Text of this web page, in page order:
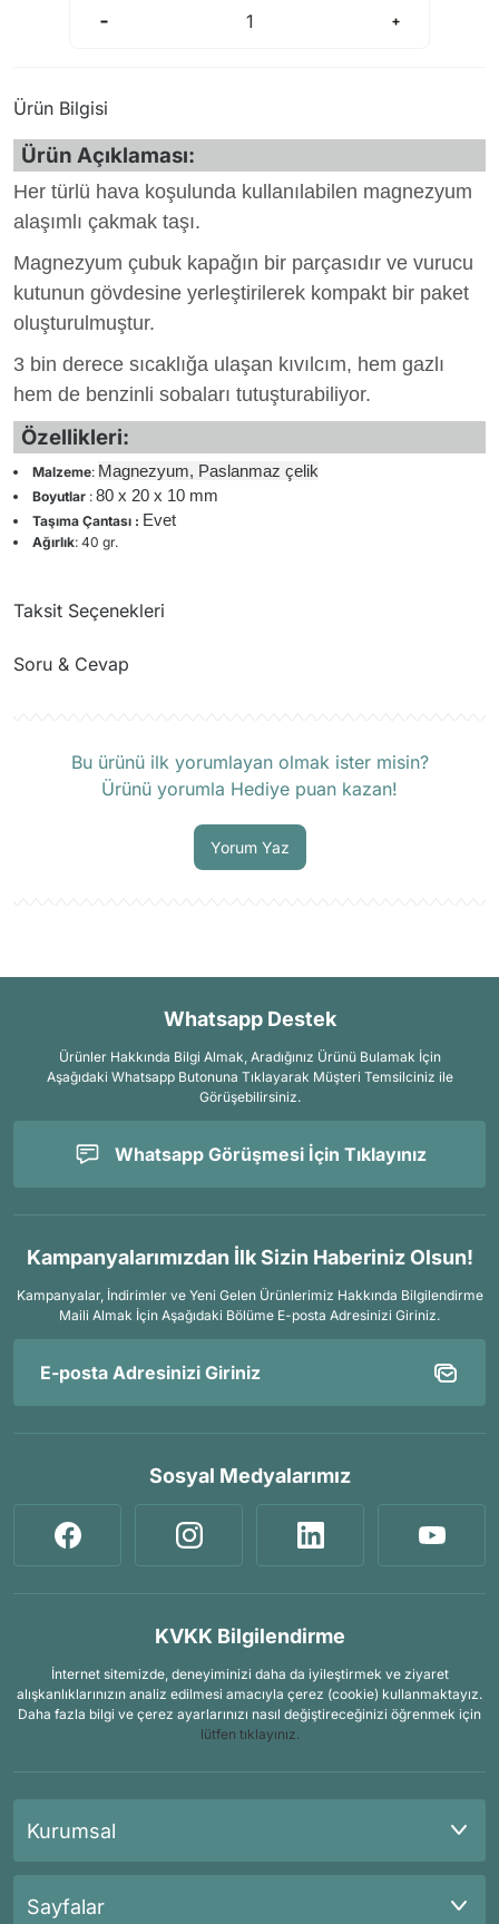
Ürün Bilgisi
Ürün Açıklaması:
Her türlü hava koşulunda kullanılabilen magnezyum
alaşımlı çakmak taşı.
Magnezyum çubuk kapağın bir parçasıdır ve vurucu
kutunun gövdesine yerleştirilerek kompakt bir paket
oluşturulmuştur.
3 bin derece sıcaklığa ulaşan kıvılcım, hem gazlı
hem de benzinli sobaları tutuşturabiliyor.
Özellikleri:
Malzeme: Magnezyum, Paslanmaz çelik
Boyutlar : 80 x 20 x 10 mm
Taşıma Çantası : Evet
Ağırlık: 40 gr.
Taksit Seçenekleri
Soru & Cevap
Bu ürünü ilk yorumlayan olmak ister misin?
Ürünü yorumla Hediye puan kazan!
Yorum Yaz
Whatsapp Destek
Ürünler Hakkında Bilgi Almak, Aradığınız Ürünü Bulamak İçin
Aşağıdaki Whatsapp Butonuna Tıklayarak Müşteri Temsilciniz ile
Görüşebilirsiniz.
Whatsapp Görüşmesi İçin Tıklayınız
Kampanyalarımızdan İlk Sizin Haberiniz Olsun!
Kampanyalar, İndirimler ve Yeni Gelen Ürünlerimiz Hakkında Bilgilendirme
Maili Almak İçin Aşağıdaki Bölüme E-posta Adresinizi Giriniz.
Sosyal Medyalarımız
KVKK Bilgilendirme
İnternet sitemizde, deneyiminizi daha da iyileştirmek ve ziyaret
alışkanlıklarınızın analiz edilmesi amacıyla çerez (cookie) kullanmaktayız.
Daha fazla bilgi ve çerez ayarlarınızı nasıl değiştireceğinizi öğrenmek için
lütfen tıklayınız.
Kurumsal
Sayfalar